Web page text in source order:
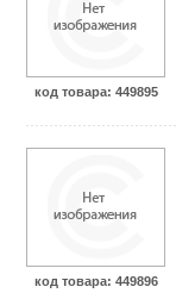
код товара: 449895
код товара: 449896